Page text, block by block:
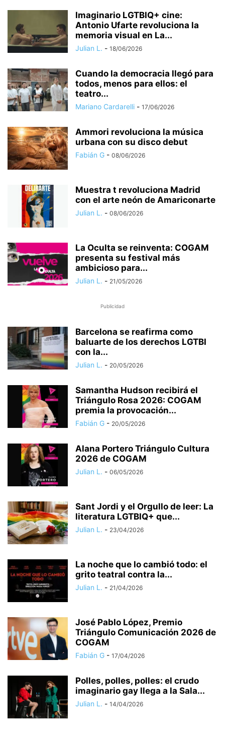
Imaginario LGTBIQ+ cine:
Antonio Ufarte revoluciona la
memoria visual en La...
Julian L. - 18/06/2026
Cuando la democracia llegó para
todos, menos para ellos: el
teatro...
Mariano Cardarelli - 17/06/2026
​Ammori revoluciona la música
urbana con su disco debut
Fabián G - 08/06/2026
​Muestra t revoluciona Madrid
con el arte neón de Amariconarte
Julian L. - 08/06/2026
La Oculta se reinventa: COGAM
presenta su festival más
ambicioso para...
Julian L. - 21/05/2026
Publicidad
Barcelona se reafirma como
baluarte de los derechos LGTBI
con la...
Julian L. - 20/05/2026
Samantha Hudson recibirá el
Triángulo Rosa 2026: COGAM
premia la provocación...
Fabián G - 20/05/2026
Alana Portero Triángulo Cultura
2026 de COGAM
Julian L. - 06/05/2026
Sant Jordi y el Orgullo de leer: La
literatura LGTBIQ+ que...
Julian L. - 23/04/2026
La noche que lo cambió todo: el
grito teatral contra la...
Julian L. - 21/04/2026
José Pablo López, Premio
Triángulo Comunicación 2026 de
COGAM
Fabián G - 17/04/2026
Polles, polles, polles: el crudo
imaginario gay llega a la Sala...
Julian L. - 14/04/2026